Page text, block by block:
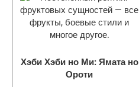
Хэби Хэби но Ми: Ямата но
Ороти